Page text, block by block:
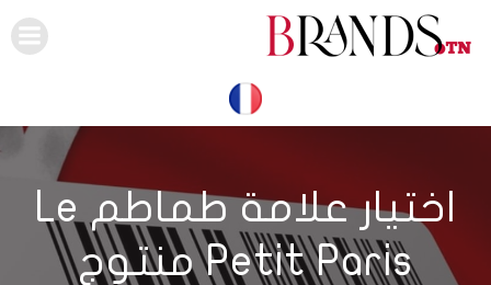
اختيار علامة طماطم Le
Petit Paris منتوج